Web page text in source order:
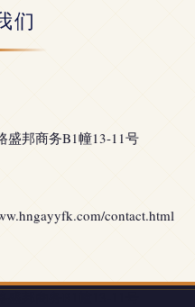
们
盛邦商务B1幢13-11号
contact.html